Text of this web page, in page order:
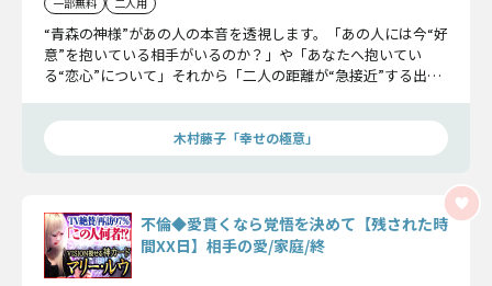
“青森の神様”があの人の本音を透視します。「あの人には今“好
意”を抱いている相手がいるのか？」や「あなたへ抱いてい
る“恋心”について」それから「二人の距離が“急接近”する出来
木村藤子「幸せの極意」
不倫◆愛貫くなら覚悟を決めて【残された時
間XX日】相手の愛/家庭/終